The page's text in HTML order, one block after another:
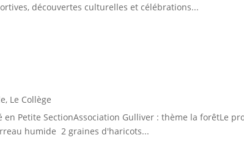
découvertes culturelles et célébrations...
, Le Collège
en Petite SectionAssociation Gulliver : thème la forêtLe
humide 2 graines d'haricots...